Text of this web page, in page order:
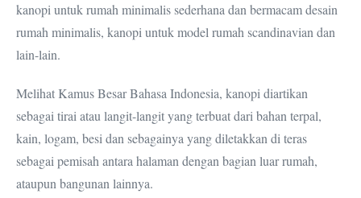
kanopi untuk rumah minimalis sederhana dan bermacam desain
rumah minimalis, kanopi untuk model rumah scandinavian dan
lain-lain.
Melihat Kamus Besar Bahasa Indonesia, kanopi diartikan
sebagai tirai atau langit-langit yang terbuat dari bahan terpal,
kain, logam, besi dan sebagainya yang diletakkan di teras
sebagai pemisah antara halaman dengan bagian luar rumah,
ataupun bangunan lainnya.